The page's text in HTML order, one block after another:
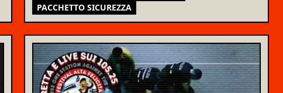
PACCHETTO SICUREZZA